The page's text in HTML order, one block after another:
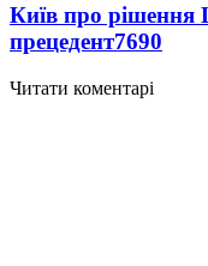
Київ про рішення
прецедент7690
Читати коментарі